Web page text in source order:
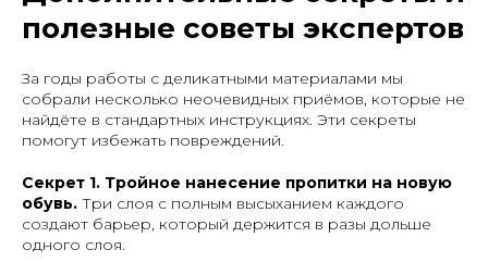
полезные советы экспертов
За годы работы с деликатными материалами мы
собрали несколько неочевидных приёмов, которые не
найдёте в стандартных инструкциях. Эти секреты
помогут избежать повреждений.
Секрет 1. Тройное нанесение пропитки на новую
обувь. Три слоя с полным высыханием каждого
создают барьер, который держится в разы дольше
одного слоя.